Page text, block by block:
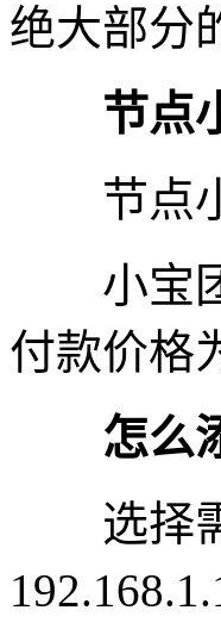
绝大部分
节点小
节点小
小宝团
付款价格
怎么添
选择需